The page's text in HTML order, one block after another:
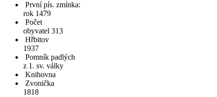
První pís. zmínka:
rok 1479
Počet
obyvatel 313
Hřbitov
1937
Pomník padlých
z 1. sv. války
Knihovna
Zvonička
1818